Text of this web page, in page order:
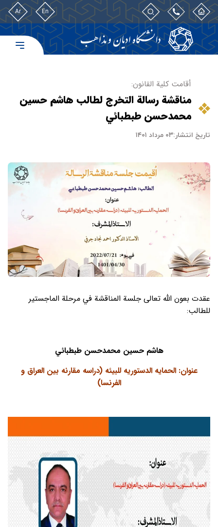
En
Ar
أقامت كلية القانون:
مناقشة رسالة التخرج لطالب هاشم حسين
محمد‌حسن طبطبائي
تاریخ انتشار:۰۳ مرداد ۱۴۰۱
عقدت بعون الله تعالى جلسة المناقشة في مرحلة الماجستير
للطالب:
هاشم حسين محمد‌حسن طبطبائي
عنوان: الحمایه الدستوریه للبیئه (دراسه مقارنه بین العراق و
الفرنسا)